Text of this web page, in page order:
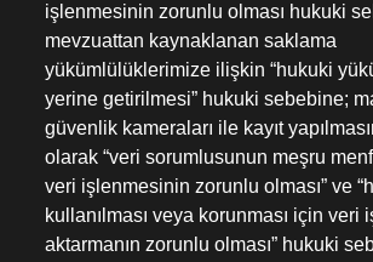
işlenmesinin zorunlu olması hukuki
mevzuattan kaynaklanan saklama
yükümlülüklerimize ilişkin “hukuki
yerine getirilmesi” hukuki sebebine;
güvenlik kameraları ile kayıt
olarak “veri sorumlusunun meşru
veri işlenmesinin zorunlu olması” ve
kullanılması veya korunması için veri
aktarmanın zorunlu olması” hukuki